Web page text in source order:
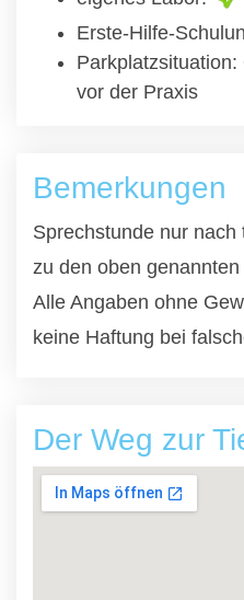
Erste-Hilfe-
vor der Praxis
Bemerkungen
Sprechstunde nur
zu den oben
Alle Angaben ohne
keine Haftung bei
Der Weg zur